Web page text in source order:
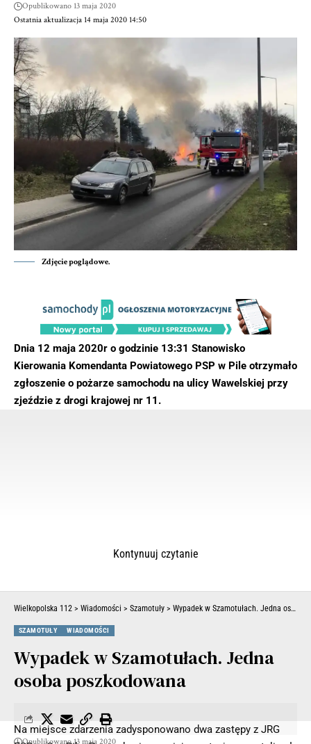
Ostatnia aktualizacja 14 maja 2020 14:50
Opublikowano 13 maja 2020
Zdjęcie poglądowe.
Dnia 12 maja 2020r o godzinie 13:31 Stanowisko
Kierowania Komendanta Powiatowego PSP w Pile otrzymało
zgłoszenie o pożarze samochodu na ulicy Wawelskiej przy
zjeździe z drogi krajowej nr 11.
Na miejsce zdarzenia zadysponowano dwa zastępy z JRG
Kontynuuj czytanie
Wielkopolska 112 > Wiadomości > Szamotuły > Wypadek w Szamotułach. Jedna osoba poszkodowana
SZAMOTUŁY WIADOMOŚCI
Wypadek w Szamotułach. Jedna
osoba poszkodowana
Opublikowano 13 maja 2020